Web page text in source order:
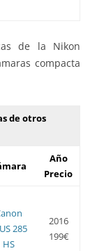
de la Nikon
compacta
de otros
Año
Precio
285
HS
2016
199€